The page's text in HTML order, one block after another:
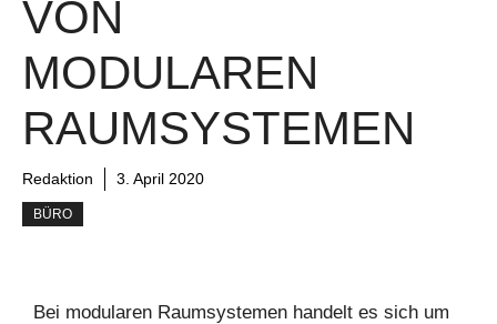
VON
MODULAREN
RAUMSYSTEMEN
Redaktion 3. April 2020
BÜRO
Bei modularen Raumsystemen handelt es sich um